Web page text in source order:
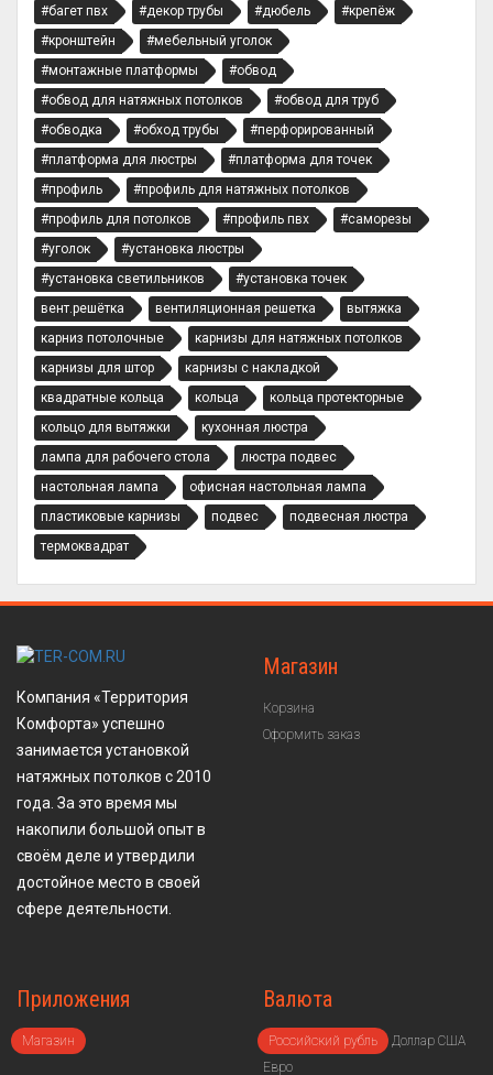
#багет пвх #декор трубы #дюбель
#крепёж
#кронштейн
#мебельный уголок
#монтажные платформы
#обвод
#обвод для натяжных потолков
#обвод для труб
#обводка
#обход трубы
#перфорированный
#платформа для люстры
#платформа для точек
#профиль
#профиль для натяжных потолков
#профиль для потолков
#профиль пвх
#саморезы
#уголок
#установка люстры
#установка светильников
#установка точек
вент.решётка
вентиляционная решетка
вытяжка
карниз потолочные
карнизы для натяжных потолков
карнизы для штор
карнизы с накладкой
квадратные кольца
кольца
кольца протекторные
кольцо для вытяжки
кухонная люстра
лампа для рабочего стола
люстра подвес
настольная лампа
офисная настольная лампа
пластиковые карнизы
подвес
подвесная люстра
термоквадрат
Компания «Территория
Комфорта» успешно
занимается установкой
натяжных потолков с 2010
года. За это время мы
накопили большой опыт в
своём деле и утвердили
достойное место в своей
сфере деятельности.
Магазин
Корзина
Оформить заказ
Приложения
Магазин
Валюта
Российский рубль
Доллар США
Евро